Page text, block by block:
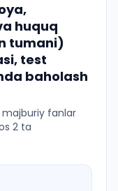
huquq
tumani)
test
baholash
majburiy fanlar
2 ta